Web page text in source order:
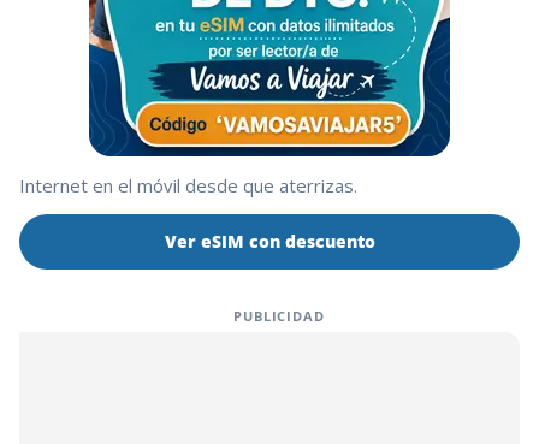
Internet en el móvil desde que aterrizas.
Ver eSIM con descuento
PUBLICIDAD